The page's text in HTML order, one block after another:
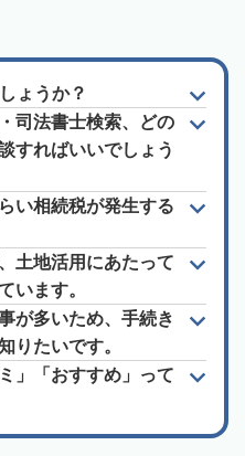
ょうか？
司法書士検索、どの
すればいいでしょう
い相続税が発生する
土地活用にあたって
います。
が多いため、手続き
りたいです。
」「おすすめ」って